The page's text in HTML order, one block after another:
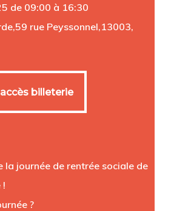
de 09:00 à 16:30
rue Peyssonnel,13003,
billeterie
accès billeterie
la journée de rentrée sociale de
!
?